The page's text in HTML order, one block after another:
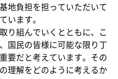
地負担を担っていただいて
います。
り組んでいくとともに、こ
国民の皆様に可能な限り丁
要だと考えています。その
理解をどのように考えるか